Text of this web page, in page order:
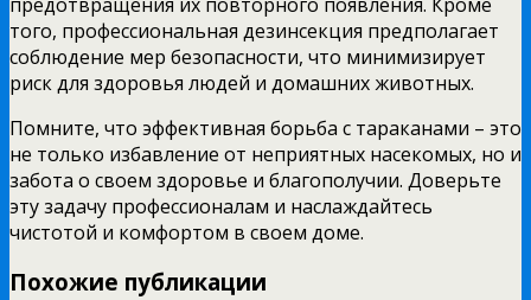
того, профессиональная дезинсекция предполагает
соблюдение мер безопасности, что минимизирует
риск для здоровья людей и домашних животных.
Помните, что эффективная борьба с тараканами – это
не только избавление от неприятных насекомых, но и
забота о своем здоровье и благополучии. Доверьте
эту задачу профессионалам и наслаждайтесь
чистотой и комфортом в своем доме.
Похожие публикации